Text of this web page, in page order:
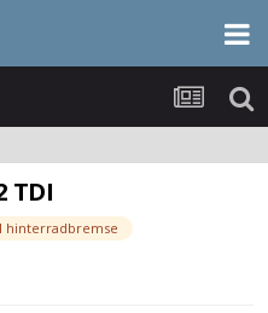
TDI
hinterradbremse